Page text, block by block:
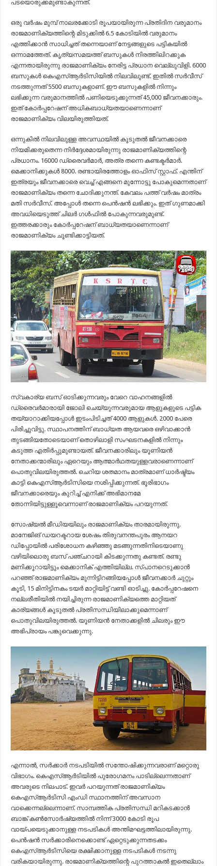
പടയൊരുക്കമുണ്ടാകുന്നത്.
ഒരു വര്‍ഷം മുമ്പ് നാലരക്കോടി രൂപയായിരുന്ന പ്രതിദിന വരുമാനം
രാജമാണിക്യത്തിന്റെ മിടുക്കില്‍ 6.5 കോടിയില്‍ വരുമാനം
എത്തിക്കാന്‍ സാധിച്ചത് തന്നെയാണ് നേട്ടങ്ങളുടെ പട്ടികയില്‍
ഒന്നാമത്തേത്. കൃത്യസമയത്ത് ബസുകള്‍ നിരത്തിലിറക്കുക
എന്നതായിരുന്നു രാജമാണിക്യം നേരിട്ട പ്രധാന വെല്ലുവിളി. 6000
ബസുകള്‍ കെഎസ്ആര്‍ടിസിയില്‍ നിലവിലുണ്ട്. ഇതില്‍ സര്‍വീസ്
നടത്തുന്നത് 5500 ബസുകളാണ്. ഈ ബസുകളില്‍ നിന്നും
ലഭിക്കുന്ന വരുമാനത്തില്‍ പണിയെടുക്കുന്നത് 45,000 ജീവനക്കാരും.
ഇത് കോര്‍പ്പറേഷന് അധികബാധ്യതയാണെന്നാണ്
രാജമാണിക്യം വിലയിരുത്തിയത്.
ഒന്നുകില്‍ നിലവിലുള്ള അവസ്ഥയില്‍ കൂടുതല്‍ ജീവനക്കാരെ
നിയമിക്കരുതെന്ന നിര്‍ദ്ദേശമായിരുന്നു രാജമാണിക്യത്തിന്റെ
പ്രധാനം. 16000 ഡ്രൈവര്‍മാര്‍, അത്ര തന്നെ കണ്ടക്ടര്‍മാര്‍.
മെക്കാനിക്കുകള്‍ 8000. രണ്ടായിരത്തോളം ഓഫിസ് സ്റ്റാഫ്. എന്തിന്
ഇത്രയും ജീവനക്കാരെ വെച്ച് എങ്ങനെ മുന്നോട്ടു പോകുമെന്നതാണ്
രാജമാണിക്യം തന്നെ ചോദിക്കുനന്ത്. കേവലം പത്ത് വര്‍ഷം മാത്രം
മതി സര്‍വീസ്. അപ്പോള്‍ തന്നെ പെന്‍ഷന്‍ ലഭിക്കും. ഇത് ഗുണമാക്കി
അവധിയെടുത്ത് ചിലര്‍ ഗള്‍ഫില്‍ പോകുന്നവരുമുണ്ട്.
ഇത്തരക്കാരും കോര്‍പ്പറേഷന് ബാധ്യതയാണെന്നാണ്
രാജമാണിക്യം ചൂണ്ടിക്കാട്ടിയത്.
സ്വകാര്യ ബസ് ഓടിക്കുന്നവരും വേറെ വാഹനങ്ങളില്‍
ഡ്രൈവര്‍മാരായി ജോലി ചെയ്യുന്നവരുമായ ആളുകളുടെ പട്ടിക
തയ്യാറാക്കിയപ്പോള്‍ ഇടംപിടിച്ചത് 4000 ആളുകള്‍. 2000 പേരെ
പിരിച്ചുവിട്ടു. സ്ഥാപനത്തിന് ബാധ്യത ആയവരെ ഒഴിവാക്കാന്‍
തുടങ്ങിയതോടെയാണ് തൊഴിലാളി സംഘടനകളില്‍ നിന്നും
കടുത്ത എതിര്‍പ്പുമുണ്ടായത്. ജീവനക്കാരിലും യൂണിയന്‍
നേതാക്കന്മാരിലും ഏറെയും ആത്മാര്‍ഥതയുള്ളവരാണെന്നാണ്
പൊതുവിലയിരുത്തല്‍. ചെറിയ ശതമാനം മാത്രമാണ് ധാര്‍ഷ്ട്യം
കാട്ടി കെഎസ്ആര്‍ടിസിയെ നശിപ്പിക്കുന്നത്. ഭൂരിഭാഗം
ജീവനക്കാരെയും കുറിച്ച് എനിക്ക് അഭിമാനമേ
തോന്നിയിട്ടുള്ളൂവെന്നാണ് രാജമാണിക്യം പറയുന്നത്.
സോഷ്യല്‍ മീഡിയയിലും രാജമാണിക്യം താരമായിരുന്നു.
മാനേജിങ് ഡയറക്ടറായ ശേഷം തിരുവനന്തപുരം ആനയറ
ഡിപ്പോയില്‍ പരിശോധന കഴിഞ്ഞു മടങ്ങുന്നതിനിടെയാണു
വഴിയിലൊരു ബസ് പഞ്ചറായി കിടക്കുന്നതു കണ്ടത്. രണ്ടു
മണിക്കൂറായിട്ടും മെക്കാനിക് എത്തിയില്ല. സ്പാനറെടുക്കാന്‍
പറഞ്ഞ് രാജമാണിക്യം മുന്നിട്ടിറങ്ങിയപ്പോള്‍ ജീവനക്കാര്‍ ചുറ്റും
കൂടി, 15 മിനിട്ടിനകം ടയര്‍ മാറ്റിയിട്ട് വണ്ടി ഓടിച്ചു. കോര്‍പ്പറേഷനെ
നല്ലരീതിയില്‍ നയിച്ചിരുന്ന രാജമാണിക്യത്തെ മാറ്റിയത്
കാര്യങ്ങള്‍ കൂടുതല്‍ പ്രതിസന്ധിയിലാക്കുമെന്നാണ്
പൊതുവിലയിരുത്തല്‍. യൂണിയന്‍ നേതാക്കളില്‍ ചിലരും ഈ
അഭിപ്രായം പങ്കുവെക്കുന്നു.
എന്നാല്‍, സര്‍ക്കാര്‍ നടപടിയില്‍ സന്തോഷിക്കുന്നവരാണ് മറ്റൊരു
വിഭാഗം. കെഎസ്ആര്‍ടിയില്‍ പുരോഗമനം പാടില്ലെന്നതാണ്
അവരുടെ നിലപാട്. ഇവര്‍ പറയുന്നത് രാജമാണിക്യം
കെഎസ്ആര്‍ടിസി എംഡി സ്ഥാനത്തിന് അവസാന
വാക്കെന്നല്ലെന്നാണ്. സാമ്പത്തിക പ്രതിസന്ധി മറികടക്കാന്‍
ബാങ്ക് കണ്‍സോര്‍ഷ്യത്തില്‍ നിന്ന് 3000 കോടി രൂപ
വായ്പയെടുക്കാനുള്ള നടപടികള്‍ അന്തിമഘട്ടത്തിലായിരുന്നു.
പെന്‍ഷന്‍ സര്‍ക്കാരിനെക്കൊണ്ട് ഏറ്റെടുക്കുന്നതടക്കം
കെഎസ്ആര്‍ടിസിയെ രക്ഷിക്കാനുള്ള നടപടികള്‍ നടന്നു
വരികയായിരുന്നു. രാജമാണിക്യത്തിന്റെ പുറത്താകല്‍ ഇതെല്ലാം